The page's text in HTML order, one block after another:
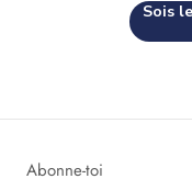
Sois
Abonne-toi